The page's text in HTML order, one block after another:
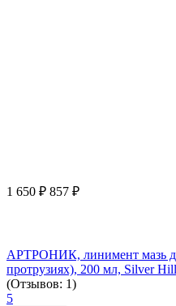
1 650 ₽ 857 ₽
АРТРОНИК, линимент мазь
протрузиях), 200 мл, Silver
(Отзывов: 1)
5